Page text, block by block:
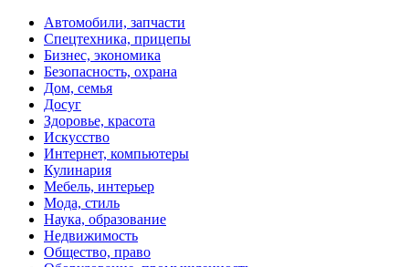
Автомобили, запчасти
Спецтехника, прицепы
Бизнес, экономика
Безопасность, охрана
Дом, семья
Досуг
Здоровье, красота
Искусство
Интернет, компьютеры
Кулинария
Мебель, интерьер
Мода, стиль
Наука, образование
Недвижимость
Общество, право